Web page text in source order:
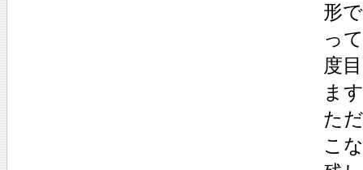
形
っ
度
ま
た
こ